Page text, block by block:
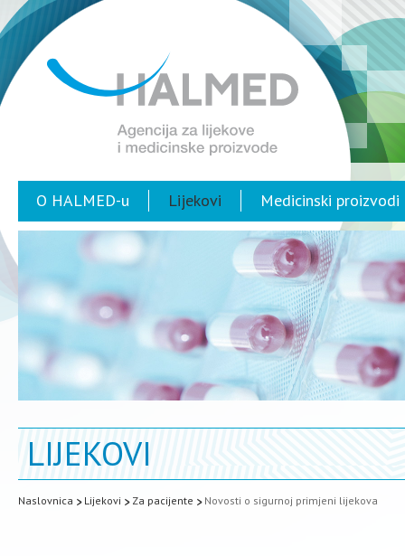
O HALMED-u Lijekovi Medicinski proizvodi
LIJEKOVI
Naslovnica Lijekovi Za pacijente Novosti o sigurnoj primjeni lijekova